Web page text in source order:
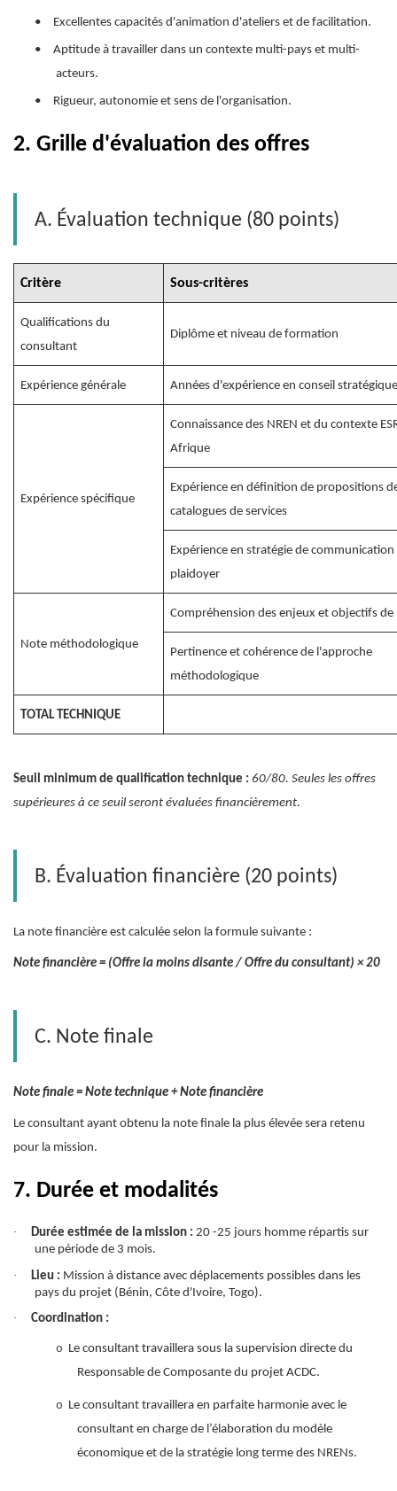
• Excellentes capacités d'animation d'ateliers et de facilitation.
•
Aptitude à travailler dans un contexte multi-pays et multi-
acteurs.
• Rigueur, autonomie et sens de l'organisation.
2. Grille d'évaluation des offres
A. Évaluation technique (80 points)
Critère Sous-critères
Qualifications du
consultant
Diplôme et niveau de formation
Expérience générale Années d'expérience en conseil
Expérience spécifique
Connaissance des NREN et du contexte
Afrique
Expérience en définition de propositions
catalogues de services
Expérience en stratégie de communication
plaidoyer
Note méthodologique
Compréhension des enjeux et objectifs de
Pertinence et cohérence de l'approche
méthodologique
TOTAL TECHNIQUE
Seuil minimum de qualification technique : 60/80. Seules les offres
supérieures à ce seuil seront évaluées financièrement.
B. Évaluation financière (20 points)
La note financière est calculée selon la formule suivante :
Note financière = (Offre la moins disante / Offre du consultant) × 20
C. Note finale
Note finale = Note technique + Note financière
Le consultant ayant obtenu la note finale la plus élevée sera retenu
pour la mission.
7. Durée et modalités
· Durée estimée de la mission : 20 -25 jours homme répartis sur
une période de 3 mois.
·
Lieu : Mission à distance avec déplacements possibles dans les
pays du projet (Bénin, Côte d'Ivoire, Togo).
·
Coordination :
o Le consultant travaillera sous la supervision directe du
Responsable de Composante du projet ACDC.
o Le consultant travaillera en parfaite harmonie avec le
consultant en charge de l’élaboration du modèle
économique et de la stratégie long terme des NRENs.